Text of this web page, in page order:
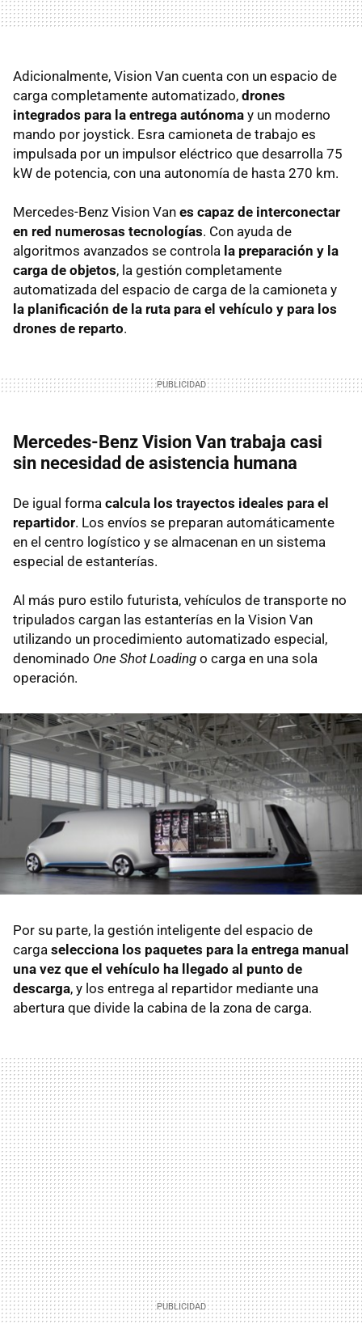
Adicionalmente, Vision Van cuenta con un espacio de
carga completamente automatizado, drones
integrados para la entrega autónoma y un moderno
mando por joystick. Esra camioneta de trabajo es
impulsada por un impulsor eléctrico que desarrolla 75
kW de potencia, con una autonomía de hasta 270 km.
Mercedes-Benz Vision Van es capaz de interconectar
en red numerosas tecnologías. Con ayuda de
algoritmos avanzados se controla la preparación y la
carga de objetos, la gestión completamente
automatizada del espacio de carga de la camioneta y
la planificación de la ruta para el vehículo y para los
drones de reparto.
Mercedes-Benz Vision Van trabaja casi
sin necesidad de asistencia humana
De igual forma calcula los trayectos ideales para el
repartidor. Los envíos se preparan automáticamente
en el centro logístico y se almacenan en un sistema
especial de estanterías.
Al más puro estilo futurista, vehículos de transporte no
tripulados cargan las estanterías en la Vision Van
utilizando un procedimiento automatizado especial,
denominado One Shot Loading o carga en una sola
operación.
Por su parte, la gestión inteligente del espacio de
carga selecciona los paquetes para la entrega manual
una vez que el vehículo ha llegado al punto de
descarga, y los entrega al repartidor mediante una
abertura que divide la cabina de la zona de carga.